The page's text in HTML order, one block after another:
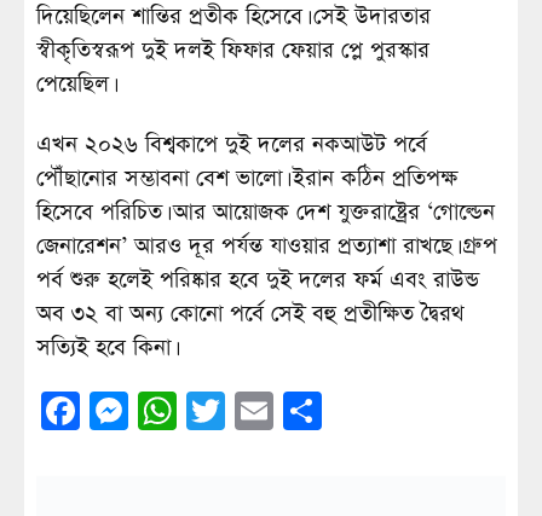
দিয়েছিলেন শান্তির প্রতীক হিসেবে। সেই উদারতার
স্বীকৃতিস্বরূপ দুই দলই ফিফার ফেয়ার প্লে পুরস্কার
পেয়েছিল।
এখন ২০২৬ বিশ্বকাপে দুই দলের নকআউট পর্বে
পৌঁছানোর সম্ভাবনা বেশ ভালো। ইরান কঠিন প্রতিপক্ষ
হিসেবে পরিচিত। আর আয়োজক দেশ যুক্তরাষ্ট্রের ‘গোল্ডেন
জেনারেশন’ আরও দূর পর্যন্ত যাওয়ার প্রত্যাশা রাখছে। গ্রুপ
পর্ব শুরু হলেই পরিষ্কার হবে দুই দলের ফর্ম এবং রাউন্ড
অব ৩২ বা অন্য কোনো পর্বে সেই বহু প্রতীক্ষিত দ্বৈরথ
সত্যিই হবে কিনা।
Facebook
Messenger
WhatsApp
Twitter
Email